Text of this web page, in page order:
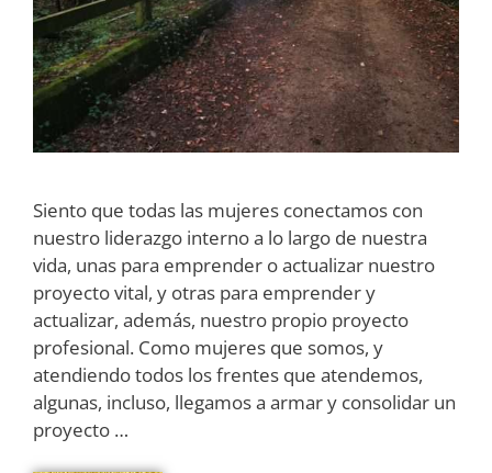
Siento que todas las mujeres conectamos con
nuestro liderazgo interno a lo largo de nuestra
vida, unas para emprender o actualizar nuestro
proyecto vital, y otras para emprender y
actualizar, además, nuestro propio proyecto
profesional. Como mujeres que somos, y
atendiendo todos los frentes que atendemos,
algunas, incluso, llegamos a armar y consolidar un
proyecto …